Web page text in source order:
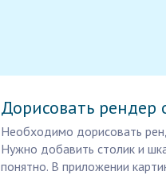
Дорисовать рендер
Необходимо дорисовать
Нужно добавить столик и
понятно. В приложении